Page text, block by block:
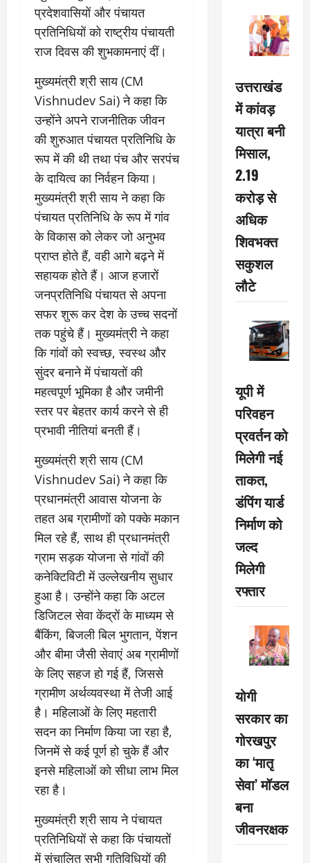
प्रदेशवासियों और पंचायत
प्रतिनिधियों को राष्ट्रीय पंचायती
राज दिवस की शुभकामनाएं दीं।
मुख्यमंत्री श्री साय (CM
Vishnudev Sai) ने कहा कि
उन्होंने अपने राजनीतिक जीवन
की शुरुआत पंचायत प्रतिनिधि के
रूप में की थी तथा पंच और सरपंच
के दायित्व का निर्वहन किया।
मुख्यमंत्री श्री साय ने कहा कि
पंचायत प्रतिनिधि के रूप में गांव
के विकास को लेकर जो अनुभव
प्राप्त होते हैं, वही आगे बढ़ने में
सहायक होते हैं। आज हजारों
जनप्रतिनिधि पंचायत से अपना
सफर शुरू कर देश के उच्च सदनों
तक पहुंचे हैं। मुख्यमंत्री ने कहा
कि गांवों को स्वच्छ, स्वस्थ और
सुंदर बनाने में पंचायतों की
महत्वपूर्ण भूमिका है और जमीनी
स्तर पर बेहतर कार्य करने से ही
प्रभावी नीतियां बनती हैं।
मुख्यमंत्री श्री साय (CM
Vishnudev Sai) ने कहा कि
प्रधानमंत्री आवास योजना के
तहत अब ग्रामीणों को पक्के मकान
मिल रहे हैं, साथ ही प्रधानमंत्री
ग्राम सड़क योजना से गांवों की
कनेक्टिविटी में उल्लेखनीय सुधार
हुआ है। उन्होंने कहा कि अटल
डिजिटल सेवा केंद्रों के माध्यम से
बैंकिंग, बिजली बिल भुगतान, पेंशन
और बीमा जैसी सेवाएं अब ग्रामीणों
के लिए सहज हो गई हैं, जिससे
ग्रामीण अर्थव्यवस्था में तेजी आई
है। महिलाओं के लिए महतारी
सदन का निर्माण किया जा रहा है,
जिनमें से कई पूर्ण हो चुके हैं और
इनसे महिलाओं को सीधा लाभ मिल
रहा है।
मुख्यमंत्री श्री साय ने पंचायत
प्रतिनिधियों से कहा कि पंचायतों
में संचालित सभी गतिविधियों की
उत्तराखंड
में कांवड़
यात्रा बनी
मिसाल,
2.19
करोड़ से
अधिक
शिवभक्त
सकुशल
लौटे
यूपी में
परिवहन
प्रवर्तन को
मिलेगी नई
ताकत,
डंपिंग यार्ड
निर्माण को
जल्द
मिलेगी
रफ्तार
योगी
सरकार का
गोरखपुर
का ‘मातृ
सेवा’ मॉडल
बना
जीवनरक्षक